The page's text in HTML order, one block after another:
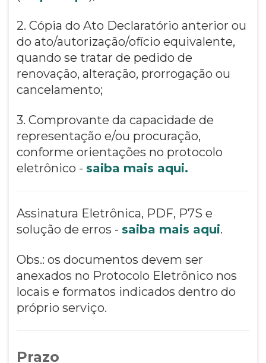
2. Cópia do Ato Declaratório anterior ou
do ato/autorização/ofício equivalente,
quando se tratar de pedido de
renovação, alteração, prorrogação ou
cancelamento;
3. Comprovante da capacidade de
representação e/ou procuração,
conforme orientações no protocolo
eletrônico - saiba mais aqui.
Assinatura Eletrônica, PDF, P7S e
solução de erros - saiba mais aqui.
Obs.: os documentos devem ser
anexados no Protocolo Eletrônico nos
locais e formatos indicados dentro do
próprio serviço.
Prazo